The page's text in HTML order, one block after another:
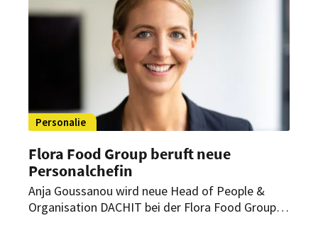
Personalie
Flora Food Group beruft neue
Personalchefin
Anja Goussanou wird neue Head of People &
Organisation DACHIT bei der Flora Food Group.